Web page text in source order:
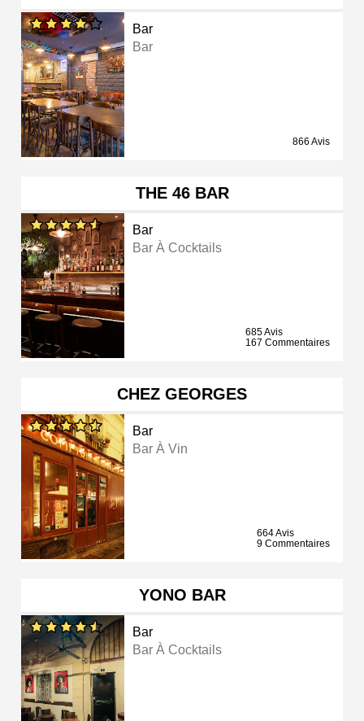
Bar
Bar
866 Avis
THE 46 BAR
Bar
Bar À Cocktails
685 Avis
167 Commentaires
CHEZ GEORGES
Bar
Bar À Vin
664 Avis
9 Commentaires
YONO BAR
Bar
Bar À Cocktails